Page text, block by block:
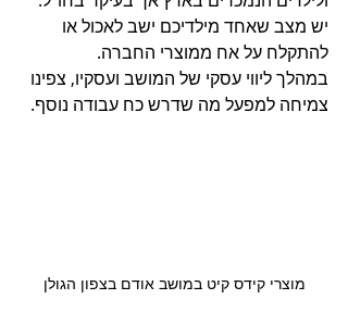
יש מצב שאחד מילדיכם ישב לאכול או
להתקלח על אח ממוצרי החברה.
במהלך ליווי עסקי של המושב ועסקיו, צפינו
צמיחה למפעל מה שדרש כח עבודה נוסף.
מוצרי קידס קיט במושב אודם בצפון הגולן